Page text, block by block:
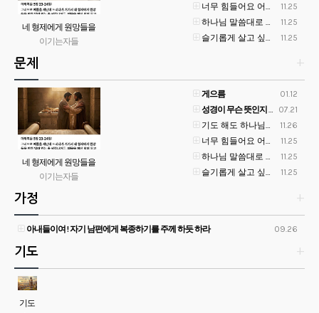
네 형제에게 원망들을
만한 일이 있는 줄 생각
이기는자들
11.25
너무 힘들어요 어떻하죠?
11.25
하나님 말씀대로 살면 어떤것이 달라지나요?
11.25
슬기롭게 살고 싶어요. 어떻게 하면 될까요?
+
문제
네 형제에게 원망들을
만한 일이 있는 줄 생각
이기는자들
01.12
게으름
07.21
성경이 무슨 뜻인지 모르겠어요!
11.26
기도 해도 하나님이 안주시는것 같아요ㅠ
11.25
너무 힘들어요 어떻하죠?
11.25
하나님 말씀대로 살면 어떤것이 달라지나요?
11.25
슬기롭게 살고 싶어요. 어떻게 하면 될까요?
+
가정
09.26
아내들이여 ! 자기 남편에게 복종하기를 주께 하듯 하라
+
기도
기도